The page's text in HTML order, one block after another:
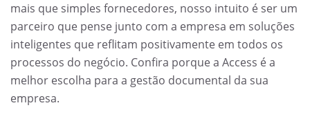
mais que simples fornecedores, nosso intuito é ser um
parceiro que pense junto com a empresa em soluções
inteligentes que reflitam positivamente em todos os
processos do negócio. Confira porque a Access é a
melhor escolha para a gestão documental da sua
empresa.